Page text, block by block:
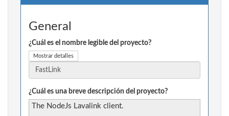
General
¿Cuál es el nombre legible del proyecto?
Mostrar detalles
¿Cuál es una breve descripción del proyecto?
The NodeJs Lavalink client.